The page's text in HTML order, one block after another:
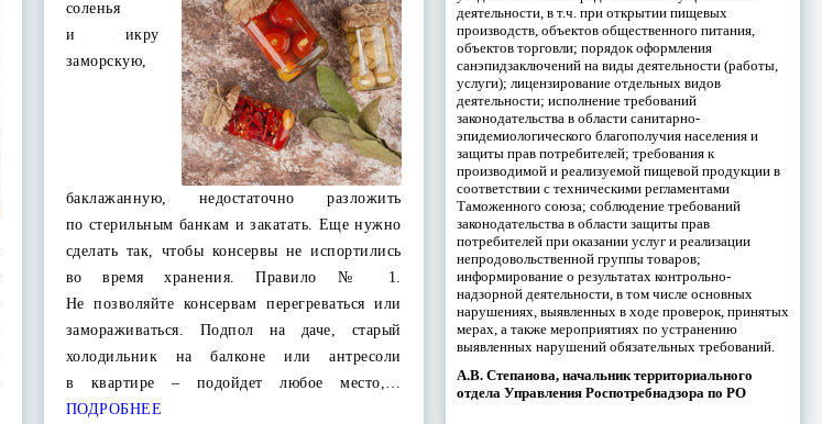
соленья
и икру
заморскую,
баклажанную, недостаточно разложить
по стерильным банкам и закатать. Еще нужно
сделать так, чтобы консервы не испортились
во время хранения. Правило № 1.
Не позволяйте консервам перегреваться или
замораживаться. Подпол на даче, старый
холодильник на балконе или антресоли
в квартире – подойдет любое место,…
ПОДРОБНЕЕ
деятельности, в т.ч. при открытии пищевых
производств, объектов общественного питания,
объектов торговли; порядок оформления
санэпидзаключений на виды деятельности (работы,
услуги); лицензирование отдельных видов
деятельности; исполнение требований
законодательства в области санитарно-
эпидемиологического благополучия населения и
защиты прав потребителей; требования к
производимой и реализуемой пищевой продукции в
соответствии с техническими регламентами
Таможенного союза; соблюдение требований
законодательства в области защиты прав
потребителей при оказании услуг и реализации
непродовольственной группы товаров;
информирование о результатах контрольно-
надзорной деятельности, в том числе основных
нарушениях, выявленных в ходе проверок, принятых
мерах, а также мероприятиях по устранению
выявленных нарушений обязательных требований.
А.В. Степанова, начальник территориального
отдела Управления Роспотребнадзора по РО